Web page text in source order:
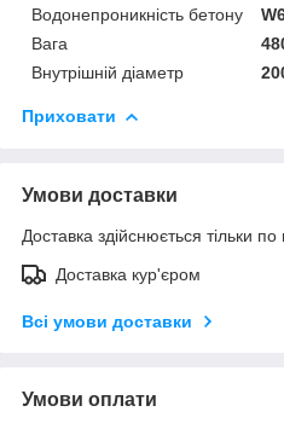
Водонепроникність бетону
Вага
Внутрішній діаметр
Приховати
Умови доставки
Доставка здійснюється тільки по
Доставка кур'єром
Всі умови доставки
Умови оплати